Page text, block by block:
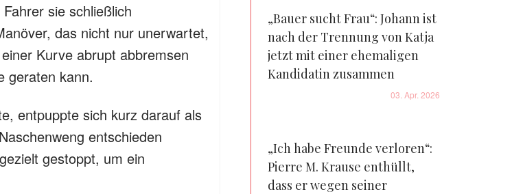
sie schließlich
das nicht nur unerwartet,
Kurve abrupt abbremsen
geraten kann.
entpuppte sich kurz darauf als
entschieden
gestoppt, um ein
„Bauer sucht Frau“: Johann ist
nach der Trennung von Katja
jetzt mit einer ehemaligen
Kandidatin zusammen
03. Apr. 2026
„Ich habe Freunde verloren“:
Pierre M. Krause enthüllt,
dass er wegen seiner